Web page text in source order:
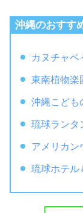
沖縄のおすす
カヌチャベ
東南植物楽
沖縄こども
琉球ランタ
アメリカン
琉球ホテル